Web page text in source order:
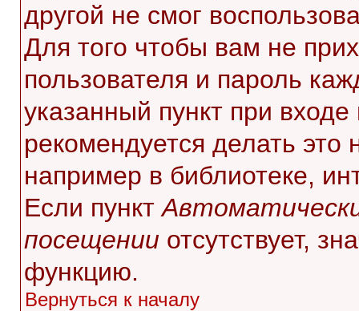
другой не смог
Для того чтобы вам не
пользователя и пароль
указанный пункт при
рекомендуется делать
например в библиотеке,
Если пункт
посещении отсутствует,
функцию.
Вернуться к началу